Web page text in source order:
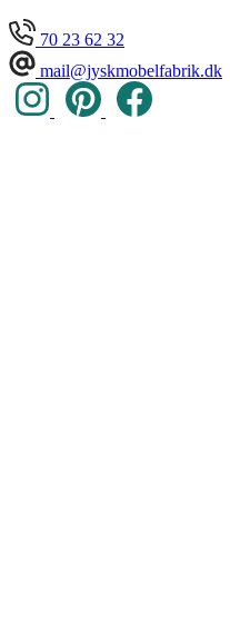
70 23 62 32
mail@jyskmobelfabrik.dk